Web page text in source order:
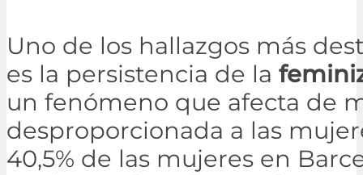
Uno de los hallazgos más
es la persistencia de la
un fenómeno que afecta de
desproporcionada a las
40,5% de las mujeres en